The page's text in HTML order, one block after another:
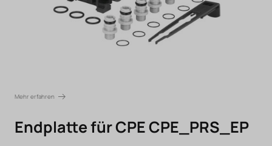
Mehr erfahren
Endplatte für CPE CPE_PRS_EP